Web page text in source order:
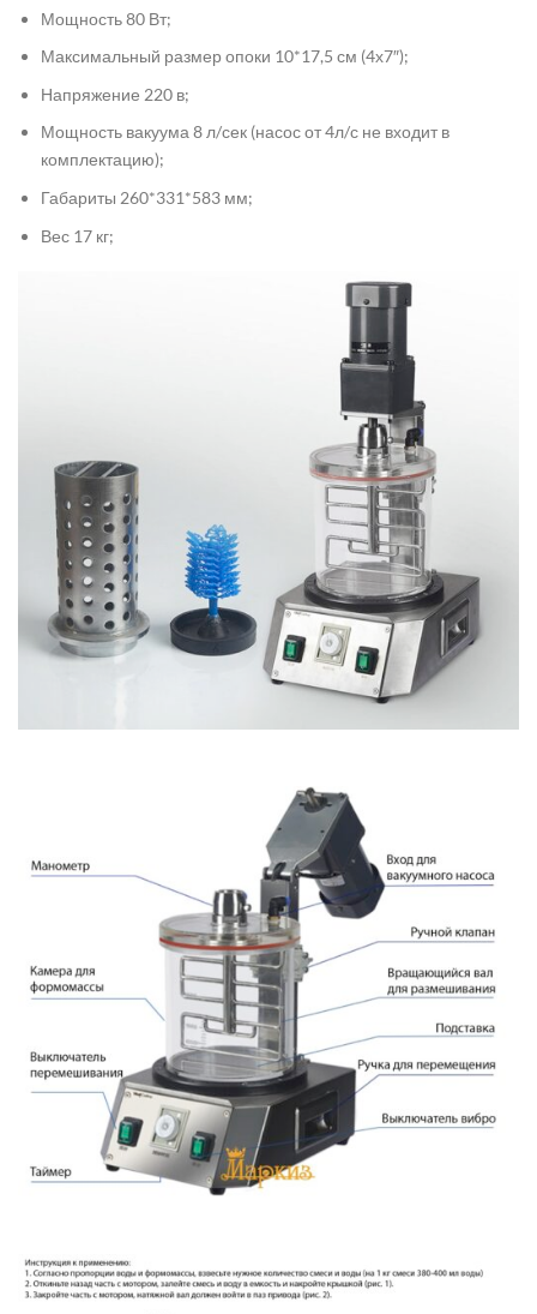
Мощность 80 Вт;
Максимальный размер опоки 10*17,5 см (4х7″);
Напряжение 220 в;
Мощность вакуума 8 л/сек (насос от 4л/с не входит в
комплектацию);
Габариты 260*331*583 мм;
Вес 17 кг;